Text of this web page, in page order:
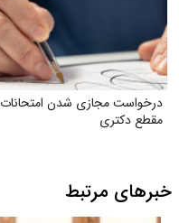
درخواست مجازی شدن امتحانات
مقطع دکتری
خبرهای مرتبط